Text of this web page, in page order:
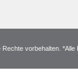
vorbehalten.